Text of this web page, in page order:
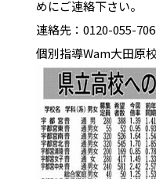
めにご連絡下さい。
連絡先：0120-055-706
個別指導Wam大田原